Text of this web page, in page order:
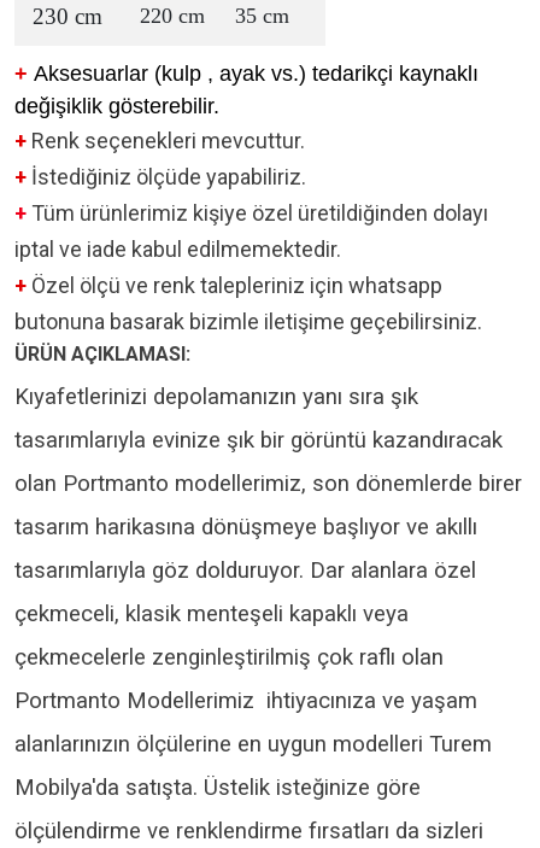
230 cm 220 cm 35 cm
+ Aksesuarlar (kulp , ayak vs.) tedarikçi kaynaklı
değişiklik gösterebilir.
+ Renk seçenekleri mevcuttur.
+ İstediğiniz ölçüde yapabiliriz.
+ Tüm ürünlerimiz kişiye özel üretildiğinden dolayı
iptal ve iade kabul edilmemektedir.
+ Özel ölçü ve renk talepleriniz için whatsapp
butonuna basarak bizimle iletişime geçebilirsiniz.
ÜRÜN AÇIKLAMASI:
Kıyafetlerinizi depolamanızın yanı sıra şık
tasarımlarıyla evinize şık bir görüntü kazandıracak
olan Portmanto modellerimiz, son dönemlerde birer
tasarım harikasına dönüşmeye başlıyor ve akıllı
tasarımlarıyla göz dolduruyor. Dar alanlara özel
çekmeceli, klasik menteşeli kapaklı veya
çekmecelerle zenginleştirilmiş çok raflı olan
Portmanto Modellerimiz ihtiyacınıza ve yaşam
alanlarınızın ölçülerine en uygun modelleri Turem
Mobilya'da satışta. Üstelik isteğinize göre
ölçülendirme ve renklendirme fırsatları da sizleri